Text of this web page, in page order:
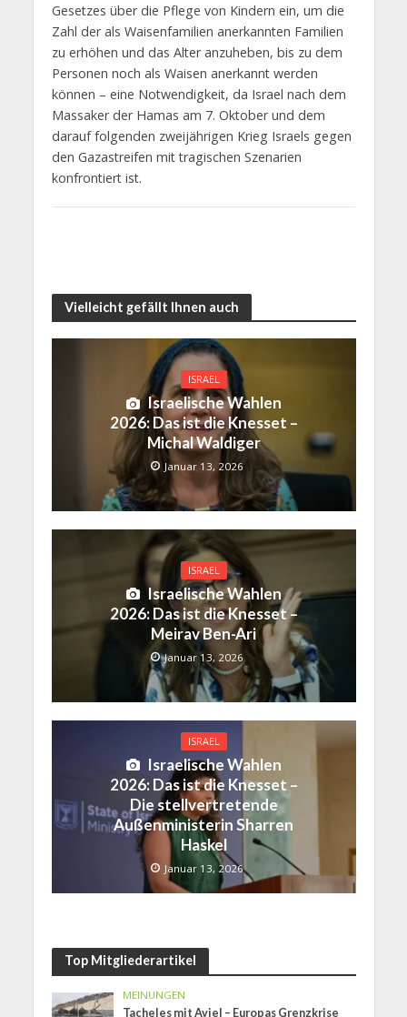
Gesetzes über die Pflege von Kindern ein, um die
Zahl der als Waisenfamilien anerkannten Familien
zu erhöhen und das Alter anzuheben, bis zu dem
Personen noch als Waisen anerkannt werden
können – eine Notwendigkeit, da Israel nach dem
Massaker der Hamas am 7. Oktober und dem
darauf folgenden zweijährigen Krieg Israels gegen
den Gazastreifen mit tragischen Szenarien
konfrontiert ist.
Vielleicht gefällt Ihnen auch
ISRAEL
Israelische Wahlen
2026: Das ist die Knesset –
Michal Waldiger
Januar 13, 2026
ISRAEL
Israelische Wahlen
2026: Das ist die Knesset –
Meirav Ben-Ari
Januar 13, 2026
ISRAEL
Israelische Wahlen
2026: Das ist die Knesset –
Die stellvertretende
Außenministerin Sharren
Haskel
Januar 13, 2026
Top Mitgliederartikel
MEINUNGEN
Tacheles mit Aviel – Europas Grenzkrise